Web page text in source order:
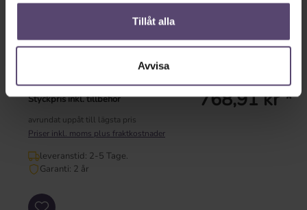
Tillåt alla
Avvisa
Styckpris inkl. tillbehör 768,91 kr *
avrundat uppåt till lägsta pris
Priser inkl. moms plus fraktkostnader
leveranstid: 2-5 Tage.
Garanti: 2 år
Produktkvantitet: Ange önskat värde eller använd knapparna för att öka eller